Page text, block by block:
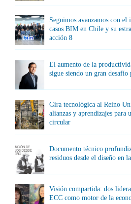
Seguimos avanzamos con
casos BIM en Chile y su
acción 8
El aumento de la
sigue siendo un gran
Gira tecnológica al Reino
alianzas y aprendizajes para
circular
Documento técnico
residuos desde el diseño en
Visión compartida: dos
ECC como motor de la